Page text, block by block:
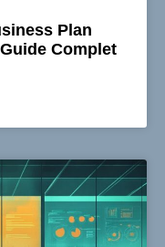
Plan
Complet